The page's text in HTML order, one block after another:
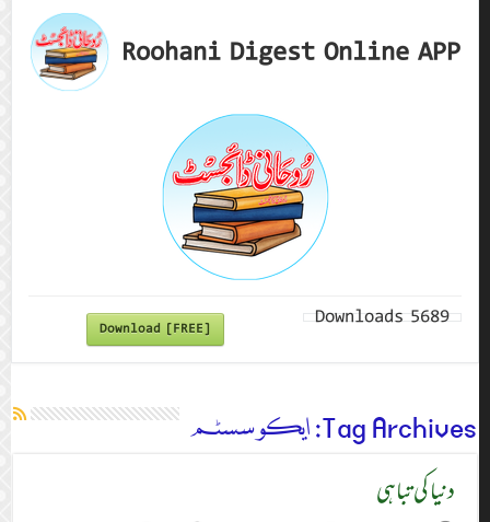
Roohani Digest Online APP
Download [FREE] 5689
Downloads
Tag Archives: ایکو سسٹم
دنیا کی تباہی